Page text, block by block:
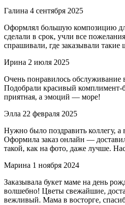
Галина 4 сентября 2025
Оформлял большую композицию
сделали в срок, учли все
спрашивали, где заказывали
Ирина 2 июля 2025
Очень понравилось обслуживание
Подобрали красивый комплимент-
приятная, а эмоций — море!
Элла 22 февраля 2025
Нужно было поздравить коллегу, а
Оформила заказ онлайн —
такой, как на фото, даже лучше.
Марина 1 ноября 2024
Заказывала букет маме на день
волшебно! Цветы свежайшие,
вежливый. Мама в восторге,